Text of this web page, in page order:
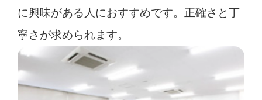
に興味がある人におすすめです。正確さと丁
寧さが求められます。